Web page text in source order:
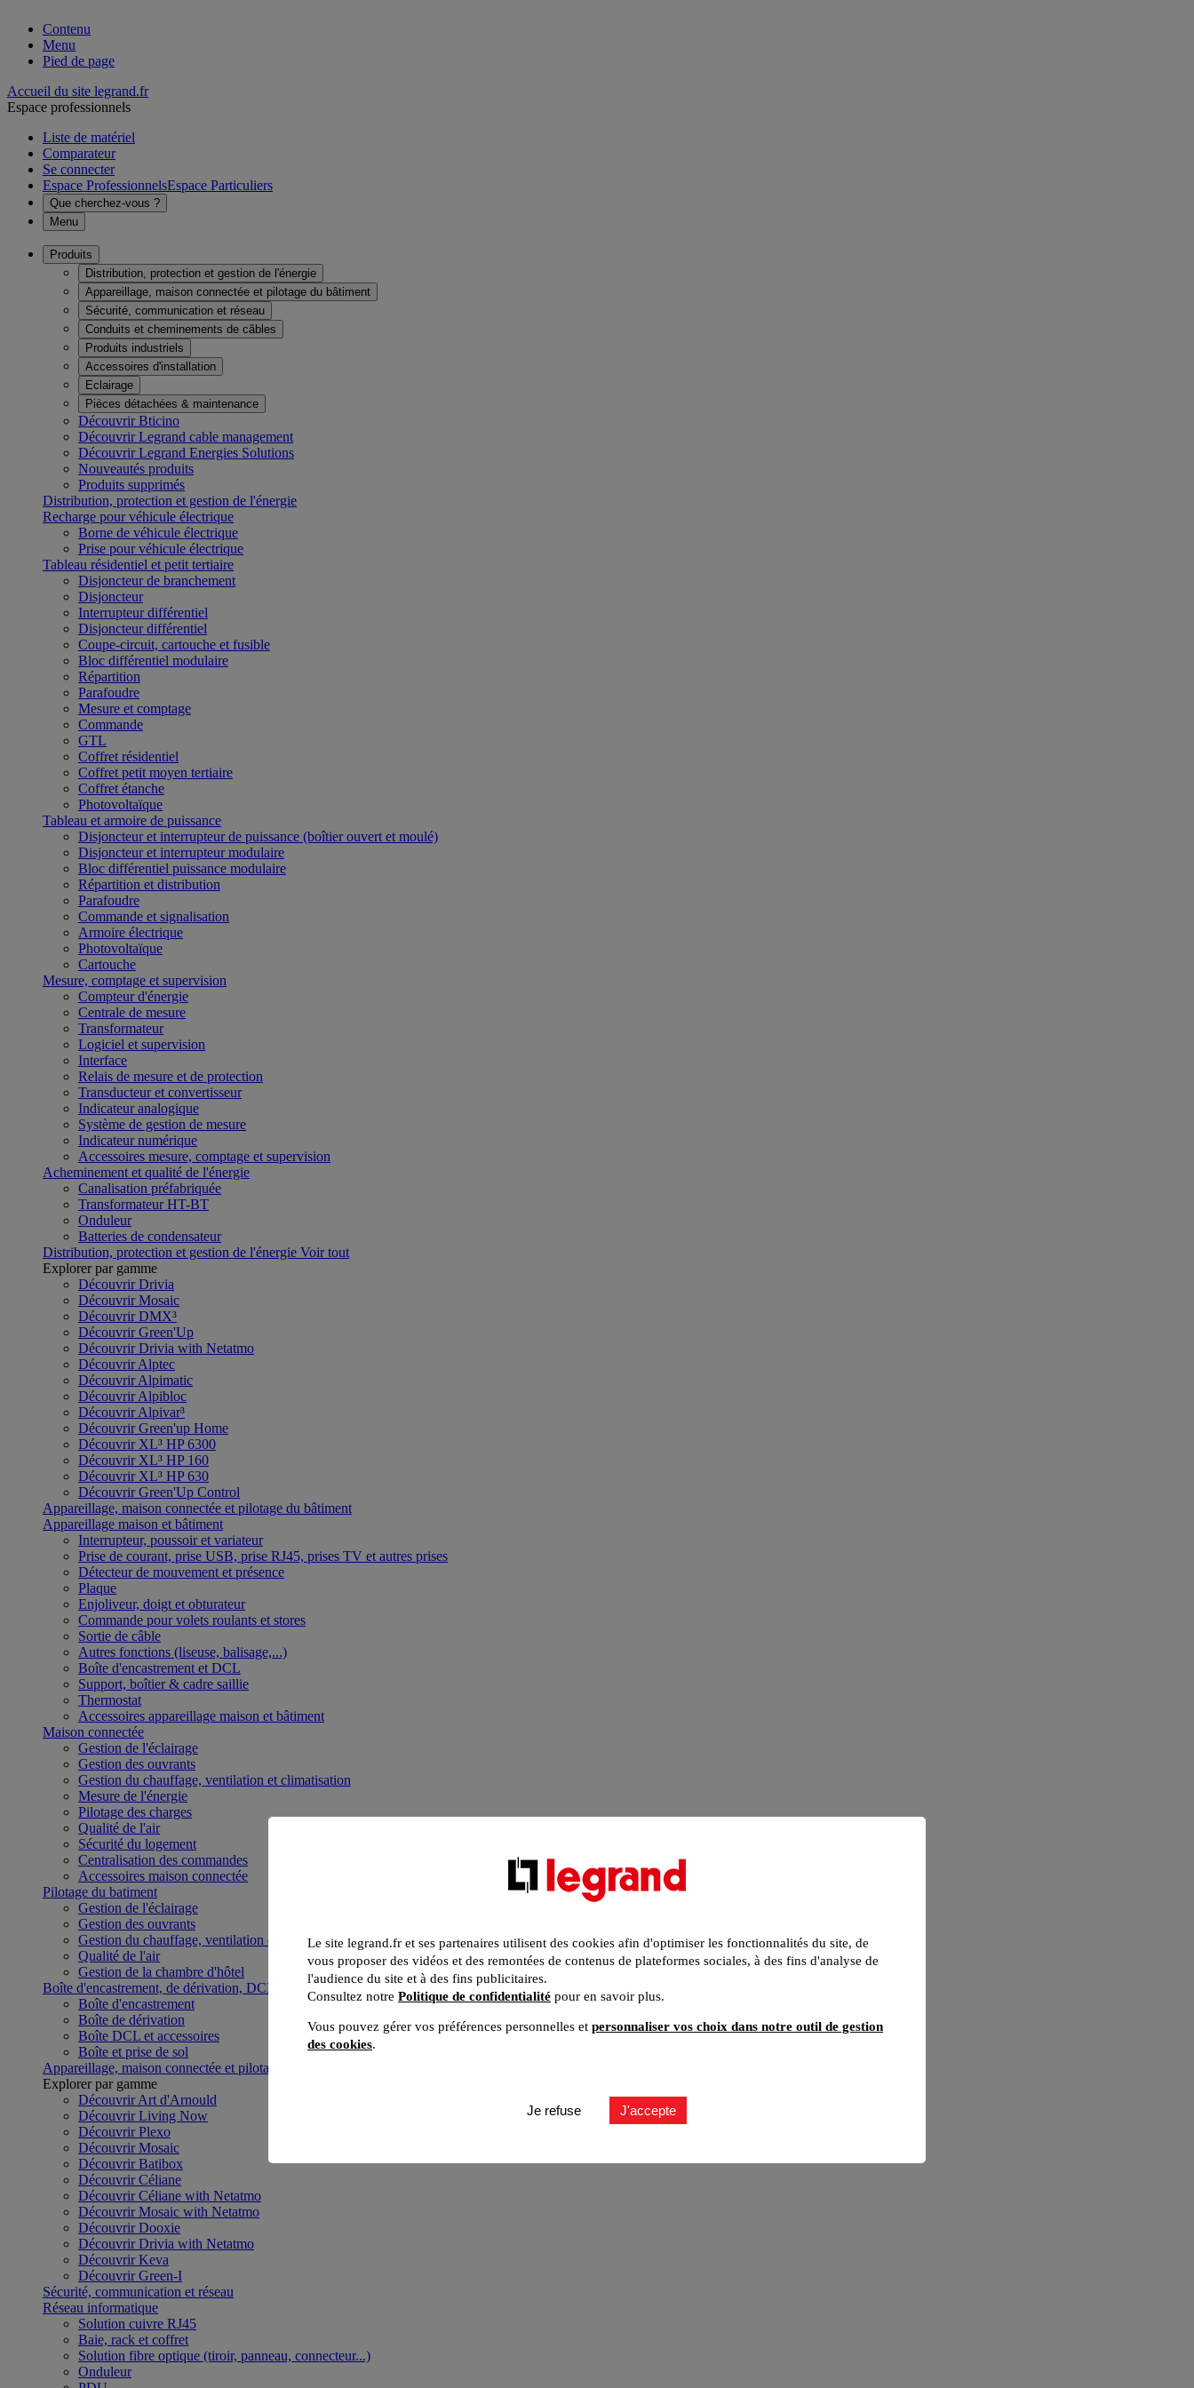
Contenu
Menu
Pied de page
Accueil du site legrand.fr
Espace professionnels
Liste de matériel
Comparateur
Se connecter
Espace ProfessionnelsEspace Particuliers
Que cherchez-vous ?
Menu
Produits
Distribution, protection et gestion de l'énergie
Appareillage, maison connectée et pilotage du bâtiment
Sécurité, communication et réseau
Conduits et cheminements de câbles
Produits industriels
Accessoires d'installation
Eclairage
Pièces détachées & maintenance
Découvrir Bticino
Découvrir Legrand cable management
Découvrir Legrand Energies Solutions
Nouveautés produits
Produits supprimés
Distribution, protection et gestion de l'énergie
Recharge pour véhicule électrique
Borne de véhicule électrique
Prise pour véhicule électrique
Tableau résidentiel et petit tertiaire
Disjoncteur de branchement
Disjoncteur
Interrupteur différentiel
Disjoncteur différentiel
Coupe-circuit, cartouche et fusible
Bloc différentiel modulaire
Répartition
Parafoudre
Mesure et comptage
Commande
GTL
Coffret résidentiel
Coffret petit moyen tertiaire
Coffret étanche
Photovoltaïque
Tableau et armoire de puissance
Disjoncteur et interrupteur de puissance (boîtier ouvert et moulé)
Disjoncteur et interrupteur modulaire
Bloc différentiel puissance modulaire
Répartition et distribution
Parafoudre
Commande et signalisation
Armoire électrique
Photovoltaïque
Cartouche
Mesure, comptage et supervision
Compteur d'énergie
Centrale de mesure
Transformateur
Logiciel et supervision
Interface
Relais de mesure et de protection
Transducteur et convertisseur
Indicateur analogique
Système de gestion de mesure
Indicateur numérique
Accessoires mesure, comptage et supervision
Acheminement et qualité de l'énergie
Canalisation préfabriquée
Transformateur HT-BT
Onduleur
Batteries de condensateur
Distribution, protection et gestion de l'énergie Voir tout
Explorer par gamme
Découvrir Drivia
Découvrir Mosaic
Découvrir DMX³
Découvrir Green'Up
Découvrir Drivia with Netatmo
Découvrir Alptec
Découvrir Alpimatic
Découvrir Alpibloc
Découvrir Alpivar³
Découvrir Green'up Home
Découvrir XL³ HP 6300
Découvrir XL³ HP 160
Découvrir XL³ HP 630
Découvrir Green'Up Control
Appareillage, maison connectée et pilotage du bâtiment
Appareillage maison et bâtiment
Interrupteur, poussoir et variateur
Prise de courant, prise USB, prise RJ45, prises TV et autres prises
Détecteur de mouvement et présence
Plaque
Enjoliveur, doigt et obturateur
Commande pour volets roulants et stores
Sortie de câble
Autres fonctions (liseuse, balisage,...)
Boîte d'encastrement et DCL
Support, boîtier & cadre saillie
Thermostat
Accessoires appareillage maison et bâtiment
Maison connectée
Gestion de l'éclairage
Gestion des ouvrants
Gestion du chauffage, ventilation et climatisation
Mesure de l'énergie
Pilotage des charges
Qualité de l'air
Sécurité du logement
Centralisation des commandes
Accessoires maison connectée
Pilotage du batiment
Gestion de l'éclairage
Gestion des ouvrants
Gestion du chauffage, ventilation et climatisation
Qualité de l'air
Gestion de la chambre d'hôtel
Boîte d'encastrement, de dérivation, DCL et boîte de sol
Boîte d'encastrement
Boîte de dérivation
Boîte DCL et accessoires
Boîte et prise de sol
Appareillage, maison connectée et pilotage du bâtiment
Explorer par gamme
Découvrir Art d'Arnould
Découvrir Living Now
Découvrir Plexo
Découvrir Mosaic
Découvrir Batibox
Découvrir Céliane
Découvrir Céliane with Netatmo
Découvrir Mosaic with Netatmo
Découvrir Dooxie
Découvrir Drivia with Netatmo
Découvrir Keva
Découvrir Green-I
Sécurité, communication et réseau
Réseau informatique
Solution cuivre RJ45
Baie, rack et coffret
Solution fibre optique (tiroir, panneau, connecteur...)
Onduleur
Le site legrand.fr et ses partenaires utilisent des cookies afin d'optimiser les fonctionnalités du site, de
vous proposer des vidéos et des remontées de contenus de plateformes sociales, à des fins d'analyse de
l'audience du site et à des fins publicitaires.
Consultez notre Politique de confidentialité pour en savoir plus.
Vous pouvez gérer vos préférences personnelles et personnaliser vos choix dans notre outil de gestion
des cookies.
Je refuse J'accepte